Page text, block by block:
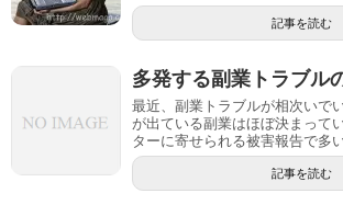
記事を読む
多発する副業トラブル
最近、副業トラブルが相次いで
が出ている副業はほぼ決まって
ターに寄せられる被害報告で多
記事を読む